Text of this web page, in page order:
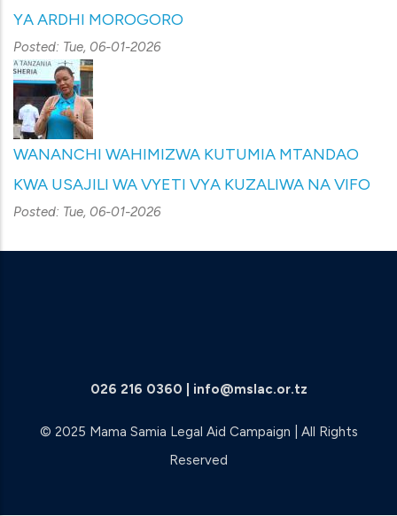
YA ARDHI MOROGORO
Posted: Tue, 06-01-2026
WANANCHI WAHIMIZWA KUTUMIA MTANDAO
KWA USAJILI WA VYETI VYA KUZALIWA NA VIFO
Posted: Tue, 06-01-2026
026 216 0360 | info@mslac.or.tz
© 2025 Mama Samia Legal Aid Campaign | All Rights
Reserved